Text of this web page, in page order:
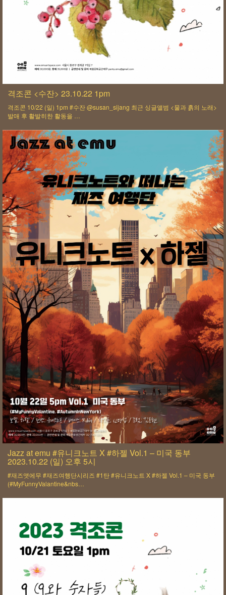
격조콘 <수잔> 23.10.22 1pm
격조콘 10/22 (일) 1pm #수잔 @susan_sijang 최근 싱글앨범 <물과 흙의 노래>
발매 후 활발히한 활동을 …
Jazz at emu #유니크노트 X #하젤 Vol.1 – 미국 동부
2023.10.22 (일) 오후 5시
#재즈앳에무 #재즈여행단시리즈 #1탄 #유니크노트 X #하젤 Vol.1 – 미국 동부
(#MyFunnyValantine&nbs…